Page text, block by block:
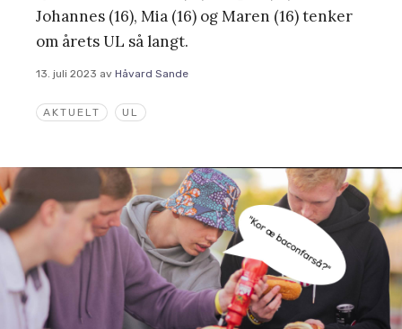
AKTUELT UL
Johannes (16), Mia (16) og Maren (16) tenker
om årets UL så langt.
13. juli 2023 av Håvard Sande